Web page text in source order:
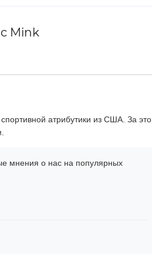
Mink
атрибутики из США. За это
мнения о нас на популярных